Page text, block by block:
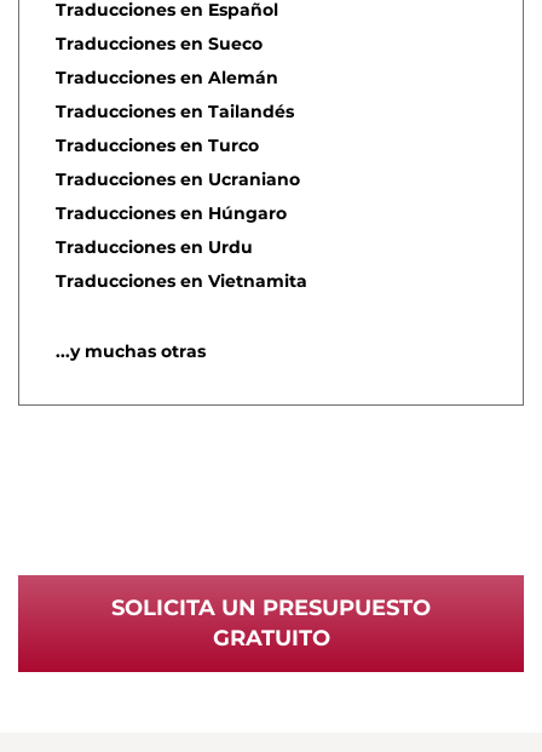
Traducciones en Español
Traducciones en Sueco
Traducciones en Alemán
Traducciones en Tailandés
Traducciones en Turco
Traducciones en Ucraniano
Traducciones en Húngaro
Traducciones en Urdu
Traducciones en Vietnamita
...y muchas otras
SOLICITA UN PRESUPUESTO
GRATUITO